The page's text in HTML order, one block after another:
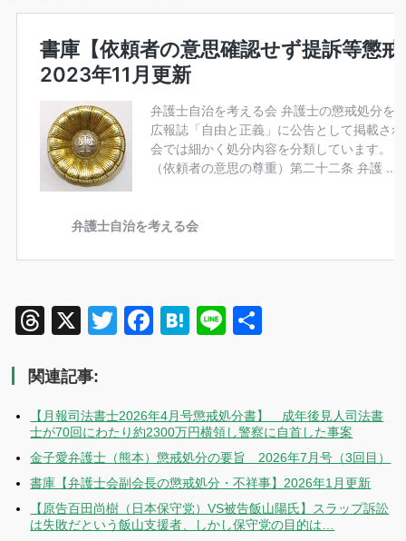
Threads
X TwitterFacebook
Hatena
Line
関連記事:
【月報司法書士2026年4月号懲戒処分書】 成年後見人司法書
士が70回にわたり約2300万円横領し警察に自首した事案
金子愛弁護士（熊本）懲戒処分の要旨 2026年7月号（3回目）
書庫【弁護士会副会長の懲戒処分・不祥事】2026年1月更新
【原告百田尚樹（日本保守党）VS被告飯山陽氏】スラップ訴訟
は失敗だという飯山支援者、しかし保守党の目的は…